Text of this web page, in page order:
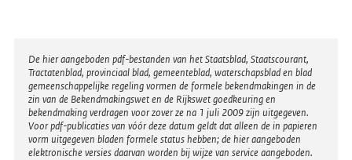
Disclaimer
De hier aangeboden pdf-bestanden van het Staatsblad, Staatscourant,
Tractatenblad, provinciaal blad, gemeenteblad, waterschapsblad en blad
gemeenschappelijke regeling vormen de formele bekendmakingen in de
zin van de Bekendmakingswet en de Rijkswet goedkeuring en
bekendmaking verdragen voor zover ze na 1 juli 2009 zijn uitgegeven.
Voor pdf-publicaties van vóór deze datum geldt dat alleen de in papieren
vorm uitgegeven bladen formele status hebben; de hier aangeboden
elektronische versies daarvan worden bij wijze van service aangeboden.